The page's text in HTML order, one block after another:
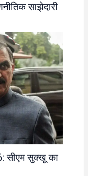
साझेदारी
सीएम सुक्खू का